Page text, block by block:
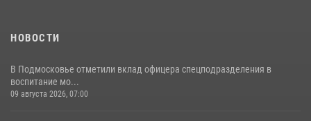
НОВОСТИ
В Подмосковье отметили вклад офицера спецподразделения в
воспитание мо...
09 августа 2026, 07:00